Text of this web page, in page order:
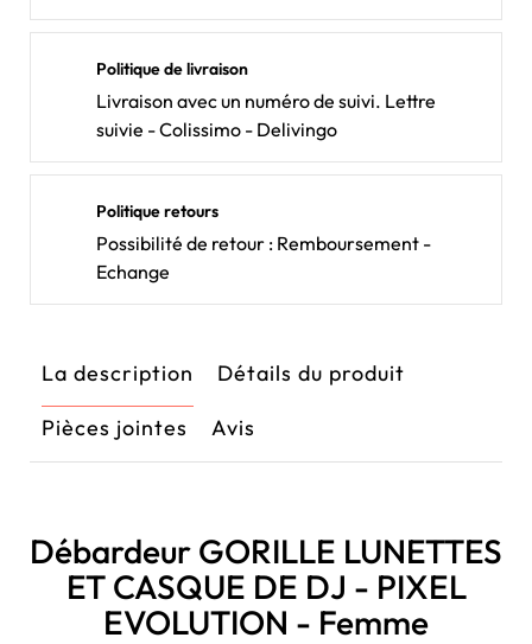
Politique de livraison
Livraison avec un numéro de suivi. Lettre
suivie - Colissimo - Delivingo
Politique retours
Possibilité de retour : Remboursement -
Echange
La description
Détails du produit
Pièces jointes
Avis
Débardeur GORILLE LUNETTES
ET CASQUE DE DJ - PIXEL
EVOLUTION - Femme